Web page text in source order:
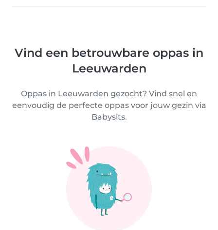
Vind een betrouwbare oppas in
Leeuwarden
Oppas in Leeuwarden gezocht? Vind snel en
eenvoudig de perfecte oppas voor jouw gezin via
Babysits.